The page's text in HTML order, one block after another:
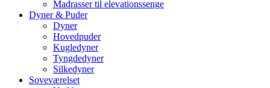
Madrasser til elevationssenge
Dyner & Puder
Dyner
Hovedpuder
Kugledyner
Tyngdedyner
Silkedyner
Soveværelset